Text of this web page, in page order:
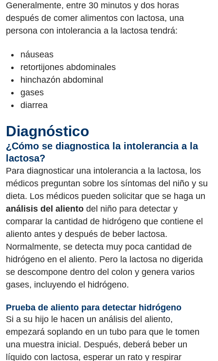
Generalmente, entre 30 minutos y dos horas
después de comer alimentos con lactosa, una
persona con intolerancia a la lactosa tendrá:
náuseas
retortijones abdominales
hinchazón abdominal
gases
diarrea
Diagnóstico
¿Cómo se diagnostica la intolerancia a la
lactosa?
Para diagnosticar una intolerancia a la lactosa, los
médicos preguntan sobre los síntomas del niño y su
dieta. Los médicos pueden solicitar que se haga un
análisis del aliento del niño para detectar y
comparar la cantidad de hidrógeno que contiene el
aliento antes y después de beber lactosa.
Normalmente, se detecta muy poca cantidad de
hidrógeno en el aliento. Pero la lactosa no digerida
se descompone dentro del colon y genera varios
gases, incluyendo el hidrógeno.
Prueba de aliento para detectar hidrógeno
Si a su hijo le hacen un análisis del aliento,
empezará soplando en un tubo para que le tomen
una muestra inicial. Después, deberá beber un
líquido con lactosa, esperar un rato y respirar